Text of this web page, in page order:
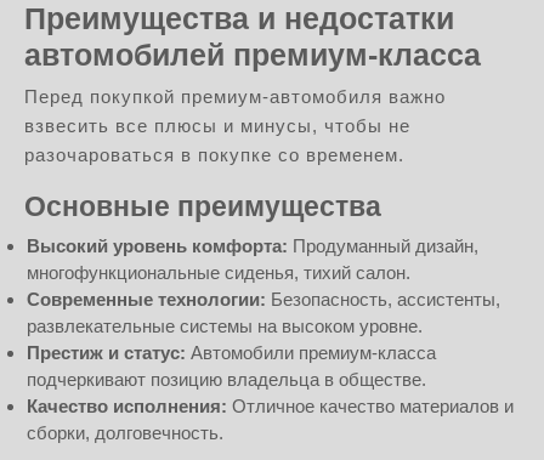
Преимущества и недостатки
автомобилей премиум-класса
Перед покупкой премиум-автомобиля важно
взвесить все плюсы и минусы, чтобы не
разочароваться в покупке со временем.
Основные преимущества
Высокий уровень комфорта: Продуманный дизайн,
многофункциональные сиденья, тихий салон.
Современные технологии: Безопасность, ассистенты,
развлекательные системы на высоком уровне.
Престиж и статус: Автомобили премиум-класса
подчеркивают позицию владельца в обществе.
Качество исполнения: Отличное качество материалов и
сборки, долговечность.